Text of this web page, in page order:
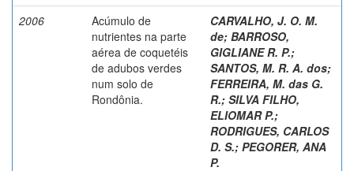
2006
Acúmulo de
nutrientes na parte
aérea de coquetéis
de adubos verdes
num solo de
Rondônia.
CARVALHO, J. O. M.
de; BARROSO,
GIGLIANE R. P.;
SANTOS, M. R. A. dos;
FERREIRA, M. das G.
R.; SILVA FILHO,
ELIOMAR P.;
RODRIGUES, CARLOS
D. S.; PEGORER, ANA
P.